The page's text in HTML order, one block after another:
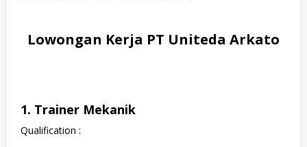
Lowongan Kerja PT Uniteda Arkato
1. Trainer Mekanik
Qualification :